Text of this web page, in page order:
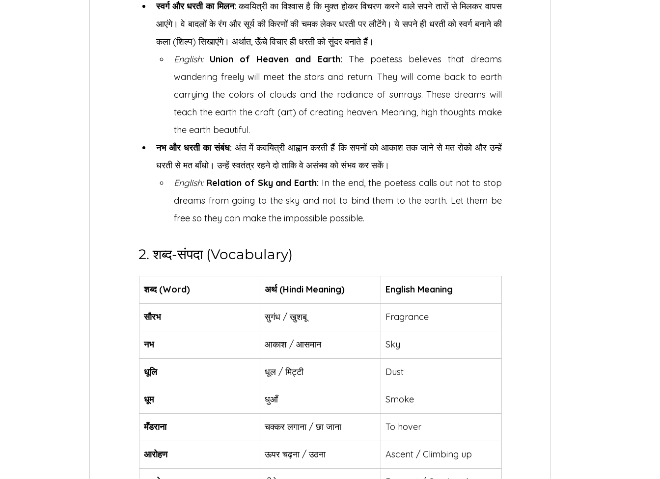
स्वर्ग और धरती का मिलन: कवयित्री का विश्वास है कि मुक्त होकर विचरण करने वाले सपने तारों से मिलकर वापस
आएंगे। वे बादलों के रंग और सूर्य की किरणों की चमक लेकर धरती पर लौटेंगे। ये सपने ही धरती को स्वर्ग बनाने की
कला (शिल्प) सिखाएंगे। अर्थात, ऊँचे विचार ही धरती को सुंदर बनाते हैं।
English:
Union of Heaven and Earth: The poetess believes that dreams
wandering freely will meet the stars and return. They will come back to earth
carrying the colors of clouds and the radiance of sunrays. These dreams will
teach the earth the craft (art) of creating heaven. Meaning, high thoughts make
the earth beautiful.
नभ और धरती का संबंध: अंत में कवयित्री आह्वान करती हैं कि सपनों को आकाश तक जाने से मत रोको और उन्हें
धरती से मत बाँधो। उन्हें स्वतंत्र रहने दो ताकि वे असंभव को संभव कर सकें।
English: Relation of Sky and Earth: In the end, the poetess calls out not to stop
dreams from going to the sky and not to bind them to the earth. Let them be
free so they can make the impossible possible.
2. शब्द-संपदा (Vocabulary)
शब्द (Word) अर्थ (Hindi Meaning) English Meaning
सौरभ सुगंध / खुशबू Fragrance
नभ आकाश / आसमान Sky
धूलि धूल / मिट्टी Dust
धूम धुआँ Smoke
मँडराना चक्कर लगाना / छा जाना To hover
आरोहण ऊपर चढ़ना / उठना Ascent / Climbing up